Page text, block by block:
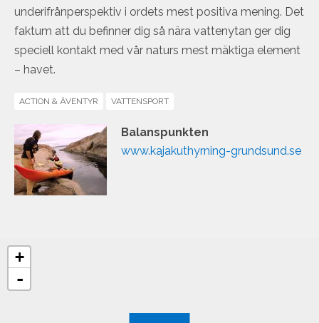
underifrånperspektiv i ordets mest positiva mening. Det
faktum att du befinner dig så nära vattenytan ger dig
speciell kontakt med vår naturs mest mäktiga element
– havet.
ACTION & ÄVENTYR VATTENSPORT
Balanspunkten
www.kajakuthyrning-grundsund.se
+
-